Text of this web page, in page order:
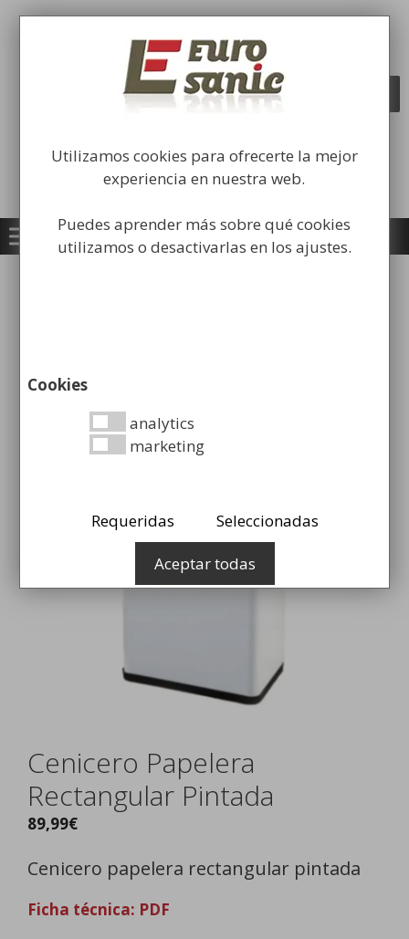
Saltar
Fabricación y comercialización de
equipamiento para la higiene industrial
Búsqueda
de
Cenicero Papelera
Rectangular Pintada
89,99€
Cenicero papelera rectangular pintada
Ficha técnica: PDF
Utilizamos cookies para ofrecerte la mejor
experiencia en nuestra web.
Puedes aprender más sobre qué cookies
utilizamos o desactivarlas en los ajustes.
Cookies
analytics
marketing
Requeridas Seleccionadas
Aceptar todas